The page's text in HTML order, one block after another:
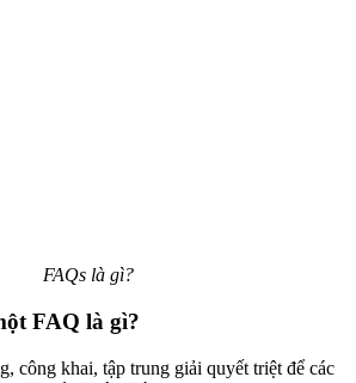
FAQs là gì?
FAQ là gì?
công khai, tập trung giải quyết triệt để các